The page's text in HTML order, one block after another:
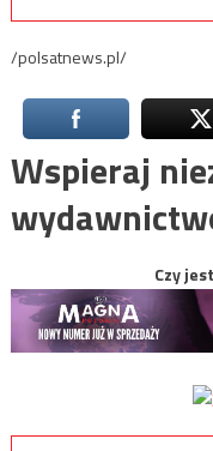
/polsatnews.pl/
Wspieraj
Czy